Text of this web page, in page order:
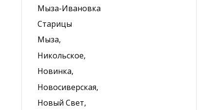
Мыза-Ивановка
Старицы
Мыза,
Никольское,
Новинка,
Новосиверская,
Новый Свет,